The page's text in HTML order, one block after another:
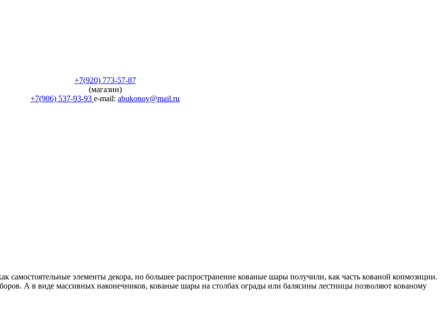
+7(920) 773-57-87
(магазин)
+7(906) 537-93-93 e-mail: abukonov@mail.ru
самостоятельные элементы декора, но большее распространение кованые шары получили, как часть кованой копмозиции.
А в виде массивных наконечников, кованые шары на столбах ограды или балясины лестницы позволяют кованому